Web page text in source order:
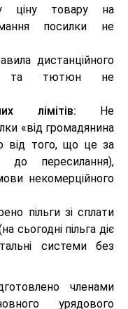
ціну товару на
посилки не
дистанційного
та тютюн не
лімітів: Не
«від громадянина
від того, що це за
до пересилання),
некомерційного
пільги зі сплати
пільга діє
системи без
членами
урядового